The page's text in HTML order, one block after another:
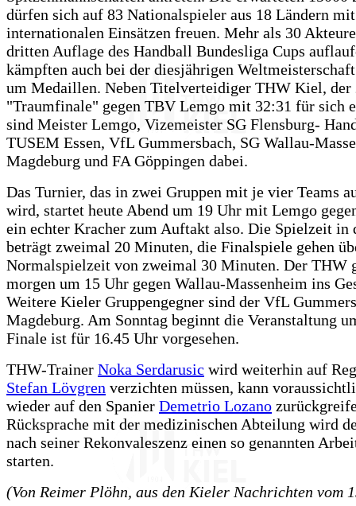
dürfen sich auf 83 Nationalspieler aus 18 Ländern
internationalen Einsätzen freuen. Mehr als 30
dritten Auflage des Handball Bundesliga Cups
kämpften auch bei der diesjährigen
um Medaillen. Neben Titelverteidiger THW Kiel, der
"Traumfinale" gegen TBV Lemgo mit 32:31 für sich
sind Meister Lemgo, Vizemeister SG Flensburg-
TUSEM Essen, VfL Gummersbach, SG Wallau-
Magdeburg und FA Göppingen dabei.
Das Turnier, das in zwei Gruppen mit je vier Teams
wird, startet heute Abend um 19 Uhr mit Lemgo
ein echter Kracher zum Auftakt also. Die Spielzeit in
beträgt zweimal 20 Minuten, die Finalspiele gehen
Normalspielzeit von zweimal 30 Minuten. Der THW
morgen um 15 Uhr gegen Wallau-Massenheim ins
Weitere Kieler Gruppengegner sind der VfL
Magdeburg. Am Sonntag beginnt die Veranstaltung
Finale ist für 16.45 Uhr vorgesehen.
THW-Trainer Noka Serdarusic wird weiterhin auf
Stefan Lövgren verzichten müssen, kann
wieder auf den Spanier Demetrio Lozano
Rücksprache mit der medizinischen Abteilung wird
nach seiner Rekonvaleszenz einen so genannten
starten.
(Von Reimer Plöhn, aus den Kieler Nachrichten vom